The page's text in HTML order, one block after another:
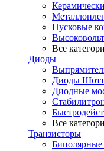
Пусковые
Все
Диоды
Диоды
Диодные
Все
Транзисторы
Биполярные